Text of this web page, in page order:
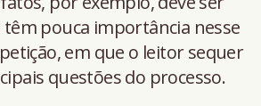
têm pouca importância nesse
em que o leitor sequer
questões do processo.